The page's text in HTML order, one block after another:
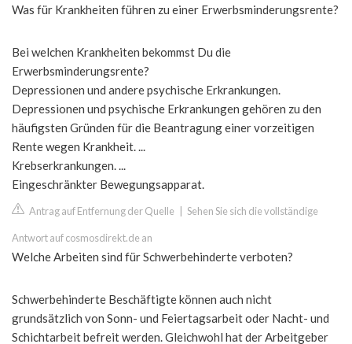
Was für Krankheiten führen zu einer Erwerbsminderungsrente?
Bei welchen Krankheiten bekommst Du die
Erwerbsminderungsrente?
Depressionen und andere psychische Erkrankungen.
Depressionen und psychische Erkrankungen gehören zu den
häufigsten Gründen für die Beantragung einer vorzeitigen
Rente wegen Krankheit. ...
Krebserkrankungen. ...
Eingeschränkter Bewegungsapparat.
Antrag auf Entfernung der Quelle Sehen Sie sich die vollständige
Antwort auf cosmosdirekt.de an
Welche Arbeiten sind für Schwerbehinderte verboten?
Schwerbehinderte Beschäftigte können auch nicht
grundsätzlich von Sonn- und Feiertagsarbeit oder Nacht- und
Schichtarbeit befreit werden. Gleichwohl hat der Arbeitgeber